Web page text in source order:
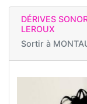
DÉRIVES
LEROUX
Sortir à